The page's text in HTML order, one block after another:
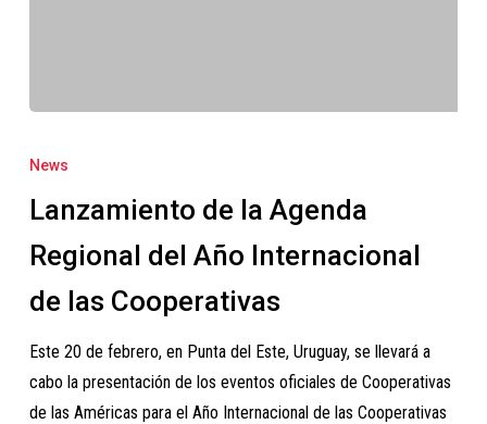
de
Agenda
Regional
Año
News
Lanzamiento de la Agenda
Regional del Año Internacional
de las Cooperativas
Este 20 de febrero, en Punta del Este, Uruguay, se llevará a
cabo la presentación de los eventos oficiales de Cooperativas
de las Américas para el Año Internacional de las Cooperativas